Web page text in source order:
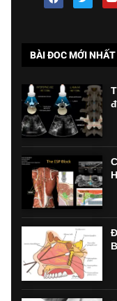
BÀI ĐOC MỚI NHẤT